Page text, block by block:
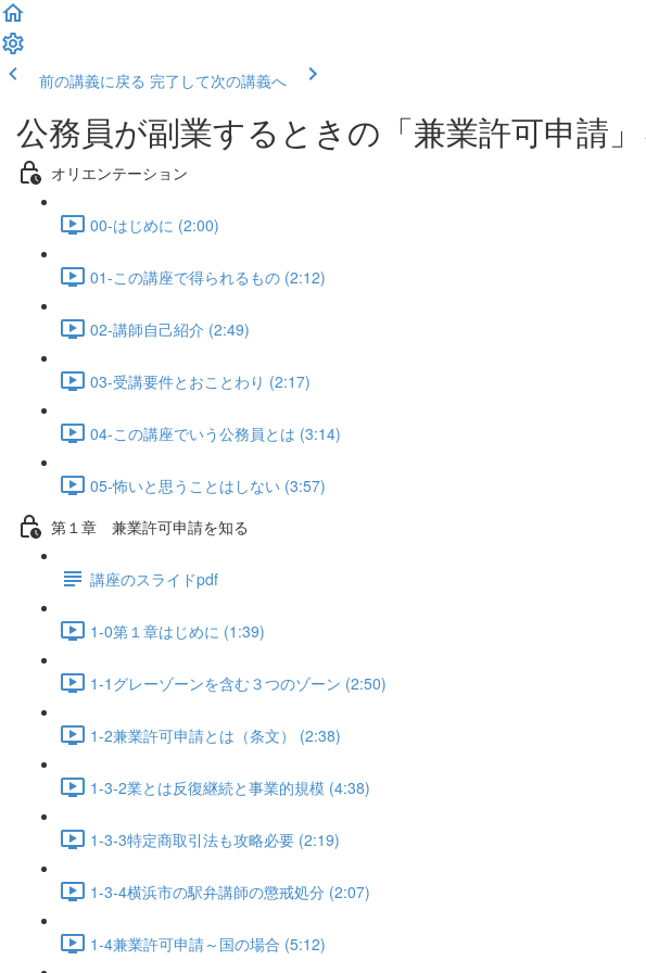
前の講義に戻る 完了して次の講義へ
公務員が副業するときの「兼業許可申請
オリエンテーション
00-はじめに (2:00)
01-この講座で得られるもの (2:12)
02-講師自己紹介 (2:49)
03-受講要件とおことわり (2:17)
04-この講座でいう公務員とは (3:14)
05-怖いと思うことはしない (3:57)
第１章 兼業許可申請を知る
講座のスライドpdf
1-0第１章はじめに (1:39)
1-1グレーゾーンを含む３つのゾーン (2:50)
1-2兼業許可申請とは（条文） (2:38)
1-3-2業とは反復継続と事業的規模 (4:38)
1-3-3特定商取引法も攻略必要 (2:19)
1-3-4横浜市の駅弁講師の懲戒処分 (2:07)
1-4兼業許可申請～国の場合 (5:12)